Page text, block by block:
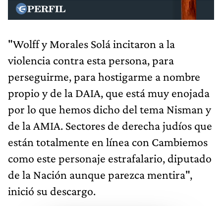
"Wolff y Morales Solá incitaron a la
violencia contra esta persona, para
perseguirme, para hostigarme a nombre
propio y de la DAIA, que está muy enojada
por lo que hemos dicho del tema Nisman y
de la AMIA. Sectores de derecha judíos que
están totalmente en línea con Cambiemos
como este personaje estrafalario, diputado
de la Nación aunque parezca mentira",
inició su descargo.